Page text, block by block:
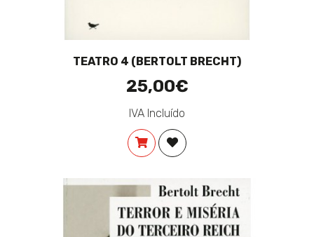
TEATRO 4 (BERTOLT BRECHT)
25,00€
IVA Incluído
COMPRARADICIONAR À LISTA DE